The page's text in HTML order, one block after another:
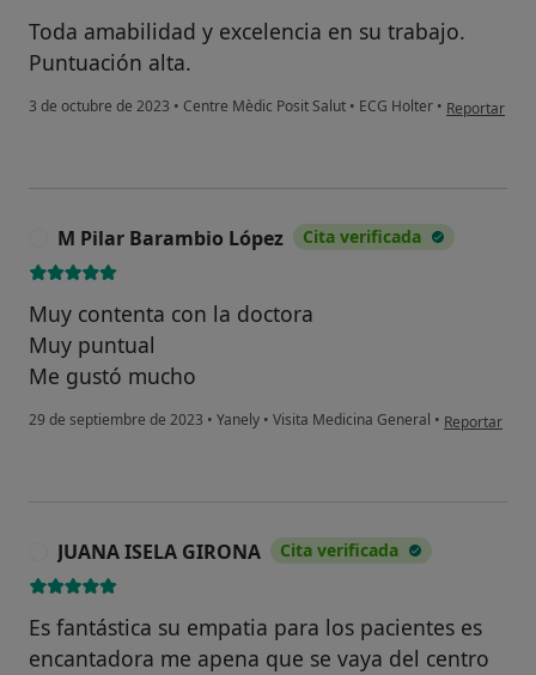
Toda amabilidad y excelencia en su trabajo.
Puntuación alta.
3 de octubre de 2023 • Centre Mèdic Posit Salut • ECG Holter • en opinión
Reportar
M Pilar Barambio López Cita verificada
Muy contenta con la doctora
Muy puntual
Me gustó mucho
29 de septiembre de 2023 • Yanely • Visita Medicina General • en opinión
Reportar
JUANA ISELA GIRONA Cita verificada
Es fantástica su empatia para los pacientes es
encantadora me apena que se vaya del centro